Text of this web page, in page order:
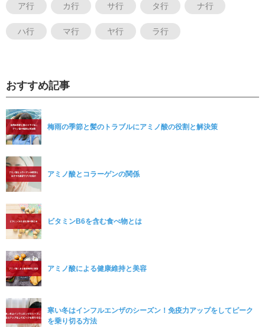
ア行 カ行 サ行 タ行 ナ行
ハ行 マ行 ヤ行 ラ行
おすすめ記事
梅雨の季節と髪のトラブルにアミノ酸の役割と解決策
アミノ酸とコラーゲンの関係
ビタミンB6を含む食べ物とは
アミノ酸による健康維持と美容
寒い冬はインフルエンザのシーズン！免疫力アップをしてピーク
を乗り切る方法